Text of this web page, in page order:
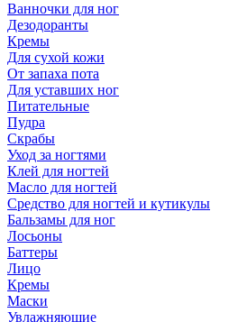
Ванночки для ног
Дезодоранты
Кремы
Для сухой кожи
От запаха пота
Для уставших ног
Питательные
Пудра
Скрабы
Уход за ногтями
Клей для ногтей
Масло для ногтей
Средство для ногтей и кутикулы
Бальзамы для ног
Лосьоны
Баттеры
Лицо
Кремы
Маски
Увлажняющие